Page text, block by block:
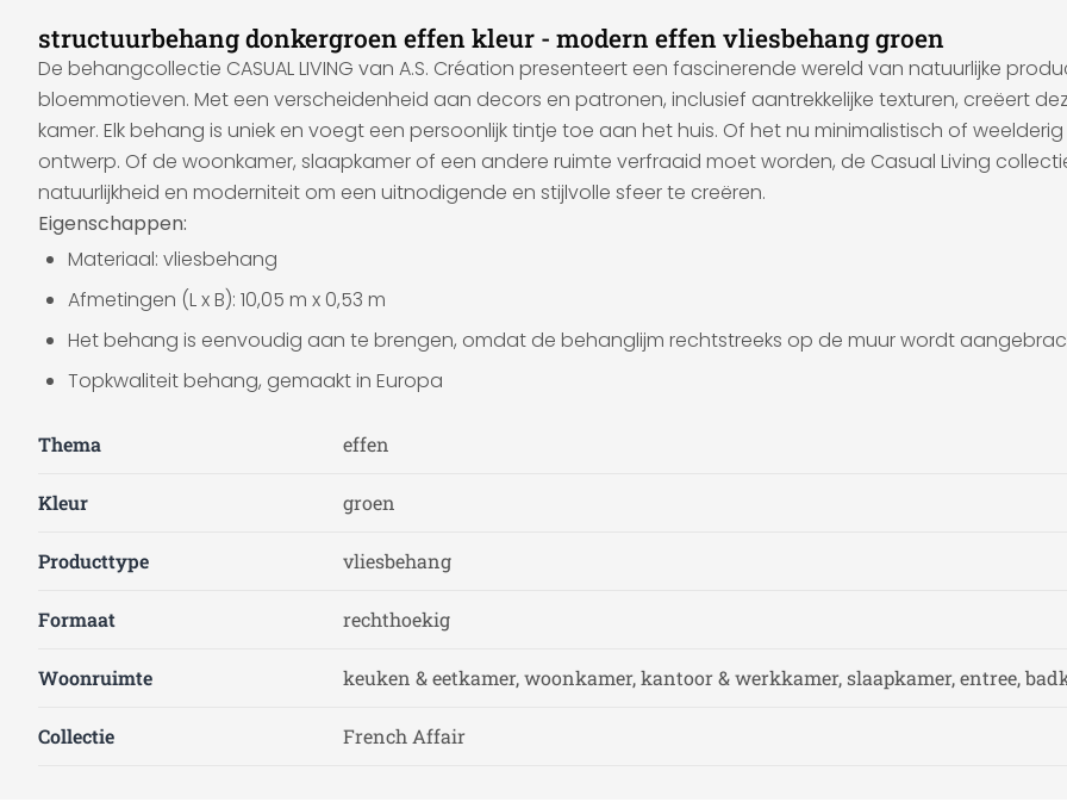
structuurbehang donkergroen effen kleur - modern effen vliesbehang groen
De behangcollectie CASUAL LIVING van A.S. Création presenteert een fascinerende wereld van natuurlijke
bloemmotieven. Met een verscheidenheid aan decors en patronen, inclusief aantrekkelijke texturen, creëert
kamer. Elk behang is uniek en voegt een persoonlijk tintje toe aan het huis. Of het nu minimalistisch of
ontwerp. Of de woonkamer, slaapkamer of een andere ruimte verfraaid moet worden, de Casual Living
natuurlijkheid en moderniteit om een uitnodigende en stijlvolle sfeer te creëren.
Eigenschappen:
Materiaal: vliesbehang
Afmetingen (L x B): 10,05 m x 0,53 m
Het behang is eenvoudig aan te brengen, omdat de behanglijm rechtstreeks op de muur wordt
Topkwaliteit behang, gemaakt in Europa
Thema effen
Kleur groen
Producttype vliesbehang
Formaat rechthoekig
Woonruimte keuken & eetkamer, woonkamer, kantoor & werkkamer, slaapkamer, entree,
Collectie French Affair